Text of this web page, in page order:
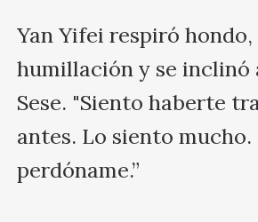
Yan Yifei respiró
humillación y se inclinó
Sese. "Siento haberte
antes. Lo siento
perdóname.”